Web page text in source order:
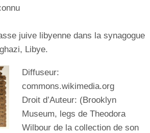
juive libyenne dans la synagogue
Libye.
Diffuseur:
commons.wikimedia.org
Droit d’Auteur: (Brooklyn
Museum, legs de Theodora
Wilbour de la collection de son